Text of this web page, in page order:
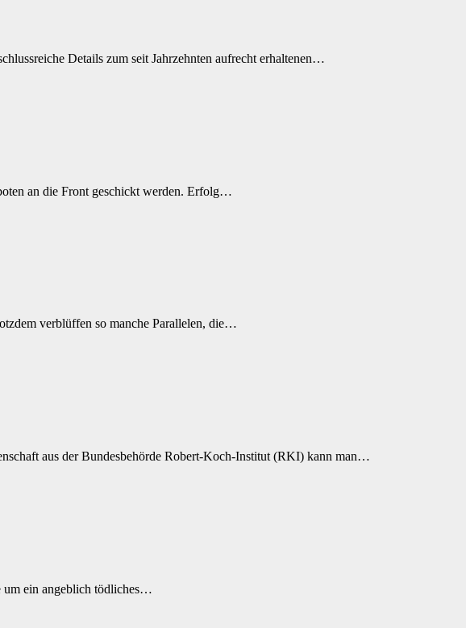
Details zum seit Jahrzehnten aufrecht erhaltenen…
an die Front geschickt werden. Erfolg…
verblüffen so manche Parallelen, die…
aus der Bundesbehörde Robert-Koch-Institut (RKI) kann man…
um ein angeblich tödliches…